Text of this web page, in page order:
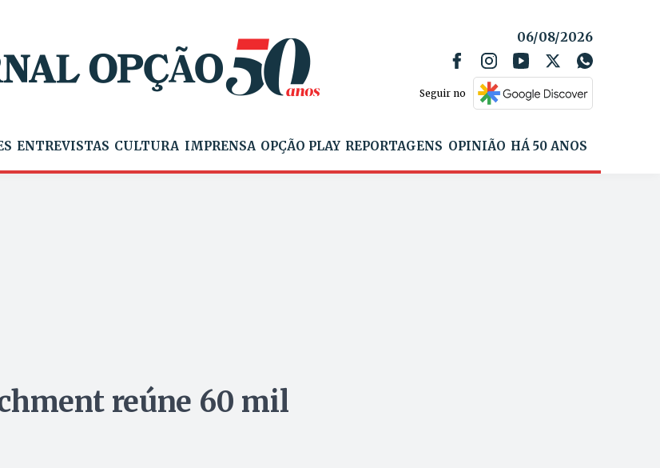
06/08/2026
Seguir no
ENTREVISTAS CULTURA IMPRENSA OPÇÃO PLAY REPORTAGENS OPINIÃO HÁ 50 ANOS
reúne 60 mil